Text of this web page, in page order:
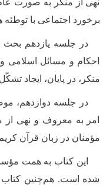
نهى از منكر به صورت
برخورد اجتماعى با
در جلسه یازدهم
احكام و مسائل اسلامى
منكر، در پایان، ایجاد
در جلسه دوازدهم،
امر به معروف و نهى از
مؤمنان در زبان قرآن
شده است. هم‌چنین کتاب